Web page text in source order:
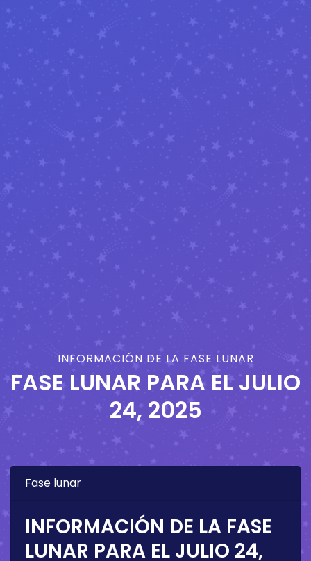
INFORMACIÓN DE LA FASE LUNAR
FASE LUNAR PARA EL JULIO
24, 2025
Fase lunar
INFORMACIÓN DE LA FASE
LUNAR PARA EL JULIO 24,